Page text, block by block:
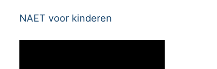
NAET voor kinderen